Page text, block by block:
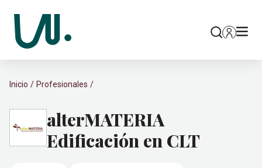
Inicio Profesionales
alterMATERIA
Edificación en CLT